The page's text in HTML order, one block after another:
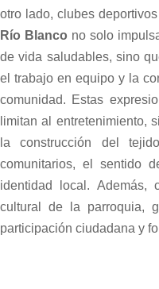
otro lado, clubes deportivos
Río Blanco no solo
de vida saludables, sino
el trabajo en equipo y la
comunidad. Estas
limitan al entretenimiento,
la construcción del
comunitarios, el sentido
identidad local. Además,
cultural de la parroquia,
participación ciudadana y